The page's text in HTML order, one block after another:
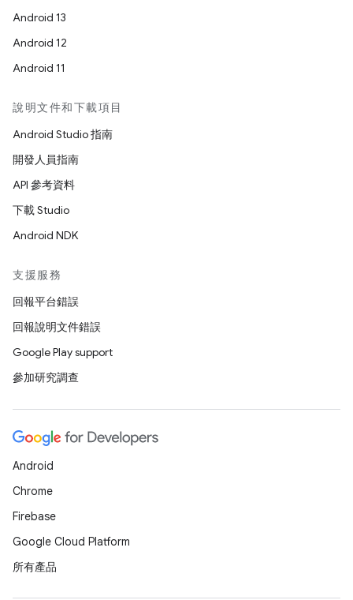
Android 13
Android 12
Android 11
說明文件和下載項目
Android Studio 指南
開發人員指南
API 參考資料
下載 Studio
Android NDK
支援服務
回報平台錯誤
回報說明文件錯誤
Google Play support
參加研究調查
Android
Chrome
Firebase
Google Cloud Platform
所有產品